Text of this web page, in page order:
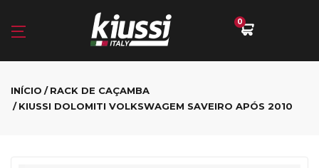
0
INÍCIO
RACK DE CAÇAMBA
KIUSSI DOLOMITI VOLKSWAGEM SAVEIRO APÓS 2010